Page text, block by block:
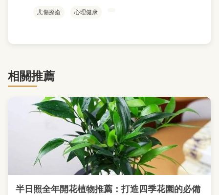
悲傷療癒 心理健康
相關推薦
半日照全年開花植物推薦：打造四季花園的必備